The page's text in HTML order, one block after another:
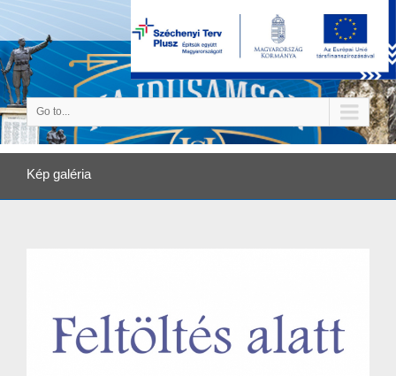
Go to...
Kép galéria